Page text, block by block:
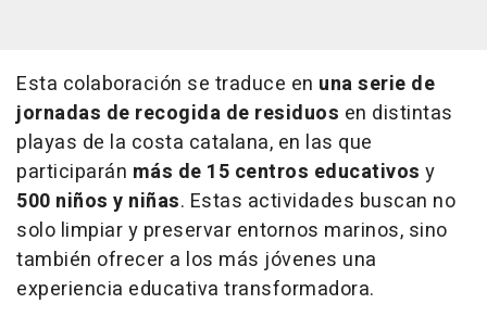
Esta colaboración se traduce en una serie de
jornadas de recogida de residuos en distintas
playas de la costa catalana, en las que
participarán más de 15 centros educativos y
500 niños y niñas. Estas actividades buscan no
solo limpiar y preservar entornos marinos, sino
también ofrecer a los más jóvenes una
experiencia educativa transformadora.